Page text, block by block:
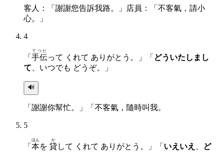
客人：「謝謝您告訴我路。」店員：「不客氣，請小
心。」
4
「 手伝
てつだ
って くれて ありがとう。」「 どういたしまし
て 、いつでも どうぞ。」
🔊
「謝謝你幫忙。」「不客氣，隨時叫我。
5
「 本
ほん
を 貸
か
して くれて ありがとう。」「 いえいえ
ど